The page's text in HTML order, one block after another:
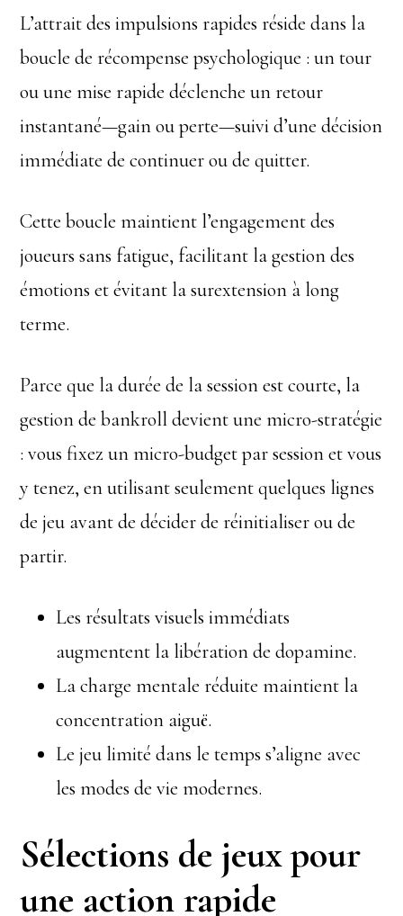
L’attrait des impulsions rapides réside dans la
boucle de récompense psychologique : un tour
ou une mise rapide déclenche un retour
instantané—gain ou perte—suivi d’une décision
immédiate de continuer ou de quitter.
Cette boucle maintient l’engagement des
joueurs sans fatigue, facilitant la gestion des
émotions et évitant la surextension à long
terme.
Parce que la durée de la session est courte, la
gestion de bankroll devient une micro-stratégie
: vous fixez un micro-budget par session et vous
y tenez, en utilisant seulement quelques lignes
de jeu avant de décider de réinitialiser ou de
partir.
Les résultats visuels immédiats
augmentent la libération de dopamine.
La charge mentale réduite maintient la
concentration aiguë.
Le jeu limité dans le temps s’aligne avec
les modes de vie modernes.
Sélections de jeux pour
une action rapide